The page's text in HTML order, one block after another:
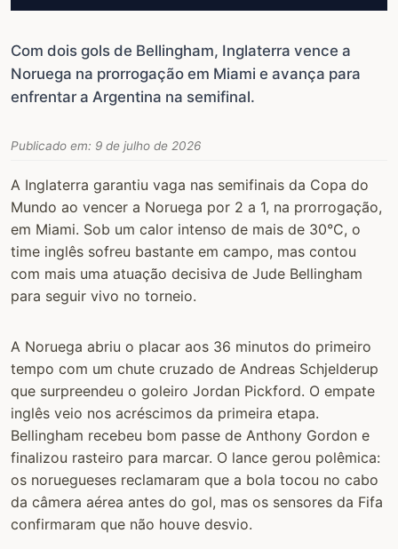
Com dois gols de Bellingham, Inglaterra vence a
Noruega na prorrogação em Miami e avança para
enfrentar a Argentina na semifinal.
Publicado em: 9 de julho de 2026
A Inglaterra garantiu vaga nas semifinais da Copa do
Mundo ao vencer a Noruega por 2 a 1, na prorrogação,
em Miami. Sob um calor intenso de mais de 30°C, o
time inglês sofreu bastante em campo, mas contou
com mais uma atuação decisiva de Jude Bellingham
para seguir vivo no torneio.
A Noruega abriu o placar aos 36 minutos do primeiro
tempo com um chute cruzado de Andreas Schjelderup
que surpreendeu o goleiro Jordan Pickford. O empate
inglês veio nos acréscimos da primeira etapa.
Bellingham recebeu bom passe de Anthony Gordon e
finalizou rasteiro para marcar. O lance gerou polêmica:
os noruegueses reclamaram que a bola tocou no cabo
da câmera aérea antes do gol, mas os sensores da Fifa
confirmaram que não houve desvio.